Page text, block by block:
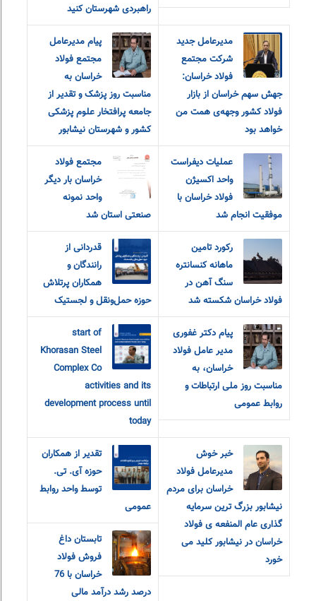
راهبردی شهرستان کنید
مدیرعامل جدید
شرکت مجتمع
فولاد خراسان:
جهش سهم خراسان از بازار
فولاد کشور وجهه‌ی همت من
خواهد بود
پیام مدیرعامل
مجتمع فولاد
خراسان به
مناسبت روز پزشک و تقدیر از
جامعه پرافتخار علوم پزشکی
کشور و شهرستان نیشابور
عملیات دیفراست
واحد اکسیژن
فولاد خراسان با
موفقیت انجام شد
مجتمع فولاد
خراسان بار دیگر
واحد نمونه
صنعتی استان شد
رکورد تامین
ماهانه کنسانتره
سنگ آهن در
فولاد خراسان شکسته شد
قدردانی از
رانندگان و
همکاران پرتلاش
حوزه حمل‌ونقل و لجستیک
پیام دکتر غفوری
مدیر عامل فولاد
خراسان، به
مناسبت روز ملی ارتباطات و
روابط عمومی
start of
Khorasan Steel
Complex Co
activities and its
development process until
today
خبر خوش
مدیرعامل فولاد
خراسان برای مردم
نیشابور بزرگ ترین سرمایه
گذاری عام المنفعه ی فولاد
خراسان در نیشابور کلید می
خورد
تقدیر از همکاران
حوزه آی. تی.
توسط واحد روابط
عمومی
تابستان داغ
فروش فولاد
خراسان با 76
درصد رشد درآمد مالی